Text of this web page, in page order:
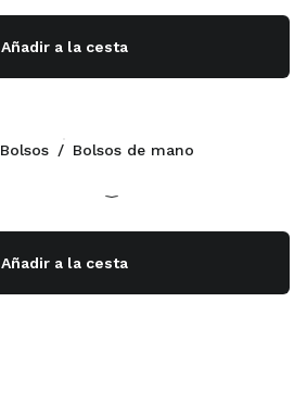
Añadir a la cesta
Añadir a la cesta
Bolsos / Bolsos de mano